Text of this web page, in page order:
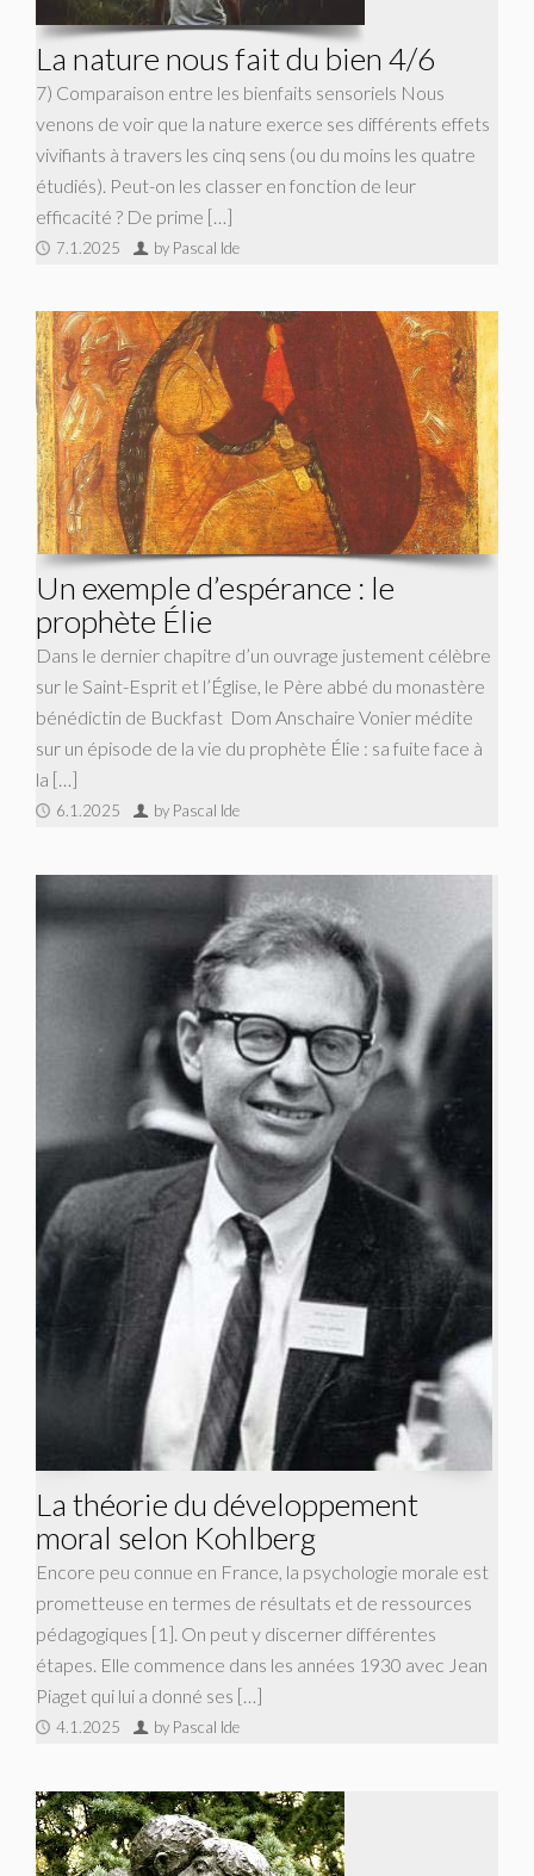
La nature nous fait du bien 4/6
7) Comparaison entre les bienfaits sensoriels Nous
venons de voir que la nature exerce ses différents effets
vivifiants à travers les cinq sens (ou du moins les quatre
étudiés). Peut-on les classer en fonction de leur
efficacité ? De prime […]
7.1.2025 by Pascal Ide
Un exemple d’espérance : le
prophète Élie
Dans le dernier chapitre d’un ouvrage justement célèbre
sur le Saint-Esprit et l’Église, le Père abbé du monastère
bénédictin de Buckfast Dom Anschaire Vonier médite
sur un épisode de la vie du prophète Élie : sa fuite face à
la […]
6.1.2025 by Pascal Ide
La théorie du développement
moral selon Kohlberg
Encore peu connue en France, la psychologie morale est
prometteuse en termes de résultats et de ressources
pédagogiques [1]. On peut y discerner différentes
étapes. Elle commence dans les années 1930 avec Jean
Piaget qui lui a donné ses […]
4.1.2025 by Pascal Ide